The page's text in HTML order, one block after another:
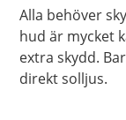
Alla behöver
hud är mycket
extra skydd.
direkt solljus.